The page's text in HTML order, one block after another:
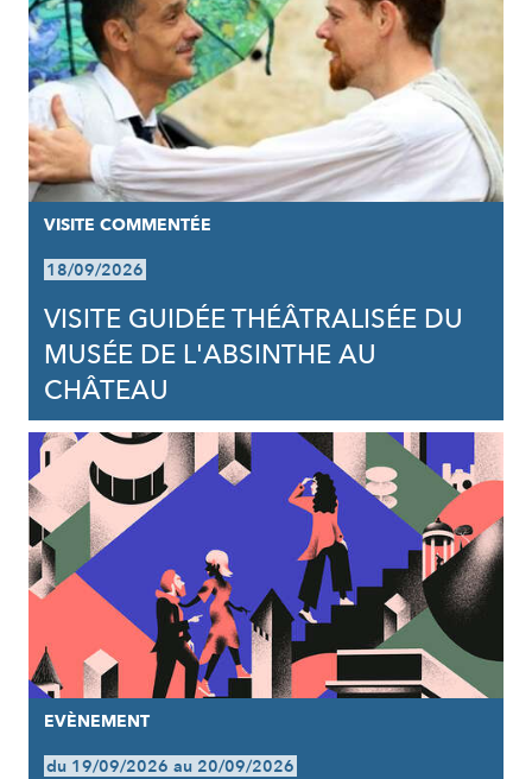
VISITE COMMENTÉE
18/09/2026
VISITE GUIDÉE THÉÂTRALISÉE DU
MUSÉE DE L'ABSINTHE AU
CHÂTEAU
EVÈNEMENT
du 19/09/2026 au 20/09/2026